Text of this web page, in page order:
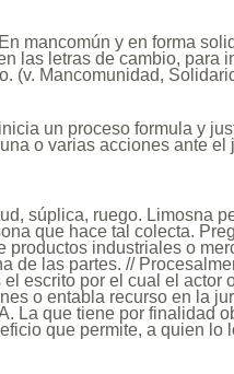
mancomún y en forma
las letras de cambio, para
(v. Mancomunidad,
un proceso formula y
o varias acciones ante el
súplica, ruego. Limosna
que hace tal colecta.
productos industriales o
de las partes. //
escrito por el cual el actor
o entabla recurso en la
La que tiene por finalidad
que permite, a quien lo